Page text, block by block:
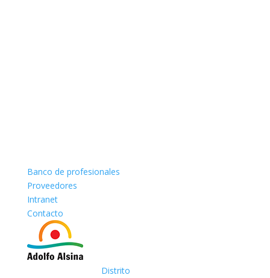
Banco de profesionales
Proveedores
Intranet
Contacto
Distrito